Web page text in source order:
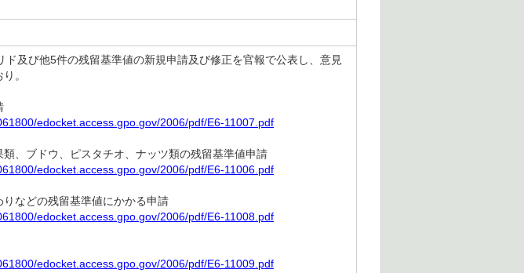
及び他5件の残留基準値の新規申請及び修正を官報で公表し、意見
。
edocket.access.gpo.gov/2006/pdf/E6-11007.pdf
、ブドウ、ピスタチオ、ナッツ類の残留基準値申請
edocket.access.gpo.gov/2006/pdf/E6-11006.pdf
などの残留基準値にかかる申請
edocket.access.gpo.gov/2006/pdf/E6-11008.pdf
edocket.access.gpo.gov/2006/pdf/E6-11009.pdf